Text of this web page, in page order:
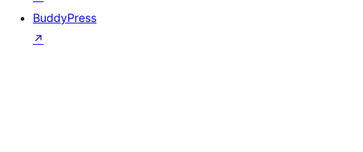
BuddyPress
↗